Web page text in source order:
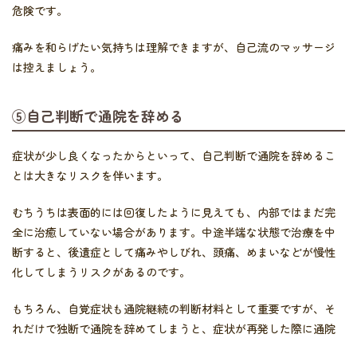
危険です。
痛みを和らげたい気持ちは理解できますが、自己流のマッサージ
は控えましょう。
⑤自己判断で通院を辞める
症状が少し良くなったからといって、自己判断で通院を辞めるこ
とは大きなリスクを伴います。
むちうちは表面的には回復したように見えても、内部ではまだ完
全に治癒していない場合があります。中途半端な状態で治療を中
断すると、後遺症として痛みやしびれ、頭痛、めまいなどが慢性
化してしまうリスクがあるのです。
もちろん、自覚症状も通院継続の判断材料として重要ですが、そ
れだけで独断で通院を辞めてしまうと、症状が再発した際に通院